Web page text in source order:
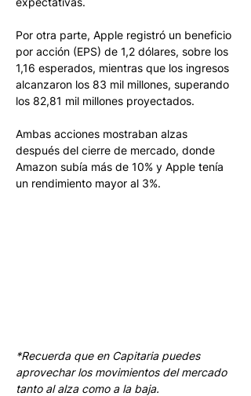
Por otra parte, Apple registró un beneficio
por acción (EPS) de 1,2 dólares, sobre los
1,16 esperados, mientras que los ingresos
alcanzaron los 83 mil millones, superando
los 82,81 mil millones proyectados.
Ambas acciones mostraban alzas
después del cierre de mercado, donde
Amazon subía más de 10% y Apple tenía
un rendimiento mayor al 3%.
*Recuerda que en Capitaria puedes
aprovechar los movimientos del mercado
tanto al alza como a la baja.